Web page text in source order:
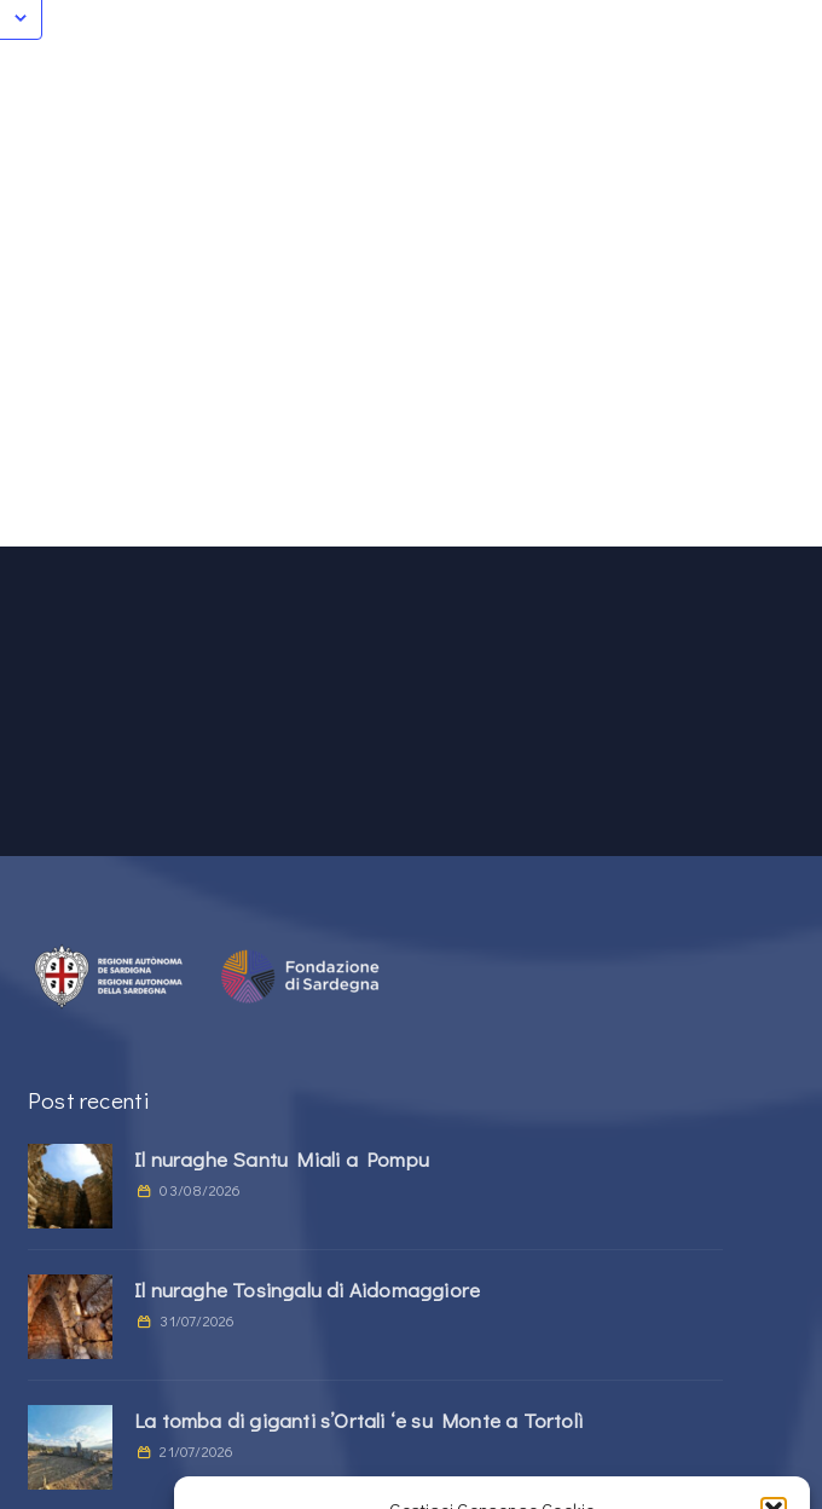
Post recenti
Il nuraghe Santu Miali a Pompu
03/08/2026
Il nuraghe Tosingalu di Aidomaggiore
31/07/2026
La tomba di giganti s’Ortali ‘e su Monte a Tortolì
21/07/2026